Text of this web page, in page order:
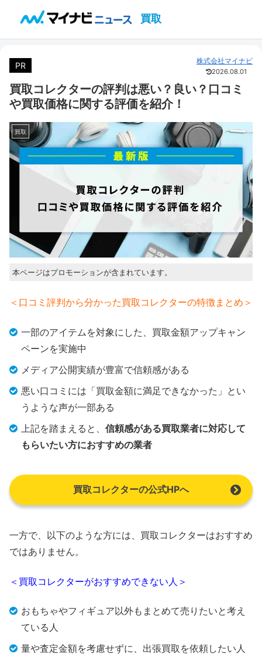
買取
PR 株式会社マイナビ
2026.08.01
買取コレクターの評判は悪い？良い？口コミ
や買取価格に関する評価を紹介！
買取
本ページはプロモーションが含まれています。
＜口コミ評判から分かった買取コレクターの特徴まとめ＞
一部のアイテムを対象にした、買取金額アップキャン
ペーンを実施中
メディア公開実績が豊富で信頼感がある
悪い口コミには「買取金額に満足できなかった」とい
うような声が一部ある
上記を踏まえると、 信頼感がある買取業者に対応して
もらいたい方におすすめの業者
買取コレクターの公式HPへ
一方で、以下のような方には、買取コレクターはおすすめ
ではありません。
＜買取コレクターがおすすめできない人＞
おもちゃやフィギュア以外もまとめて売りたいと考え
ている人
量や査定金額を考慮せずに、出張買取を依頼したい人